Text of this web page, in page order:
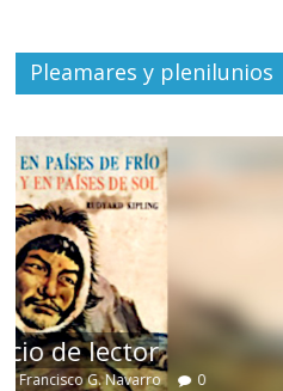
Pleamares y plenilunios
Un vergel en las
nostalgia
12 octubre, 2024 Francisco